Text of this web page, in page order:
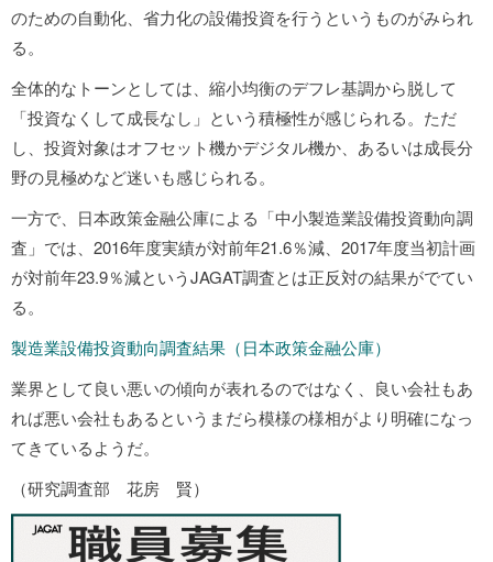
のための自動化、省力化の設備投資を行うというものがみられ
る。
全体的なトーンとしては、縮小均衡のデフレ基調から脱して
「投資なくして成長なし」という積極性が感じられる。ただ
し、投資対象はオフセット機かデジタル機か、あるいは成長分
野の見極めなど迷いも感じられる。
一方で、日本政策金融公庫による「中小製造業設備投資動向調
査」では、2016年度実績が対前年21.6％減、2017年度当初計画
が対前年23.9％減というJAGAT調査とは正反対の結果がでてい
る。
製造業設備投資動向調査結果（日本政策金融公庫）
業界として良い悪いの傾向が表れるのではなく、良い会社もあ
れば悪い会社もあるというまだら模様の様相がより明確になっ
てきているようだ。
（研究調査部 花房 賢）